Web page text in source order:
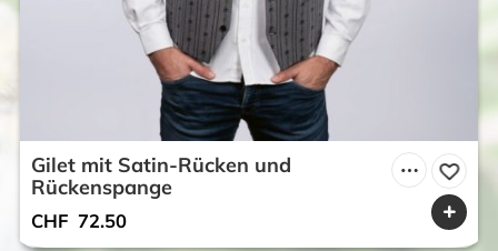
Gilet mit Satin-Rücken und
Rückenspange
CHF 72.50